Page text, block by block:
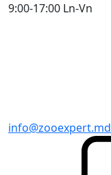
9:00-17:00 Ln-Vn
info@zooexpert.md